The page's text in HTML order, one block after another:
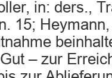
in: ders.,
15;
– zur